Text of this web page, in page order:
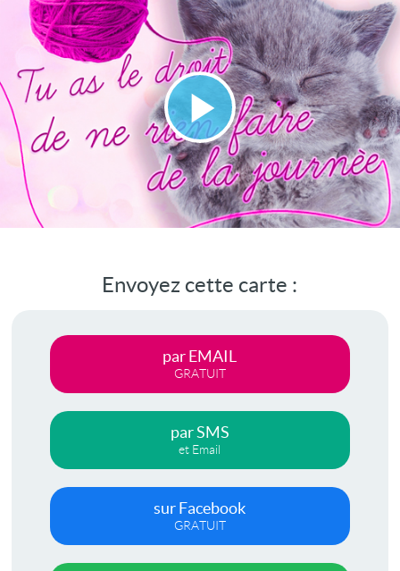
Lire
la
vidéo
Envoyez cette carte :
par EMAIL
GRATUIT
par SMS
et Email
sur Facebook
GRATUIT